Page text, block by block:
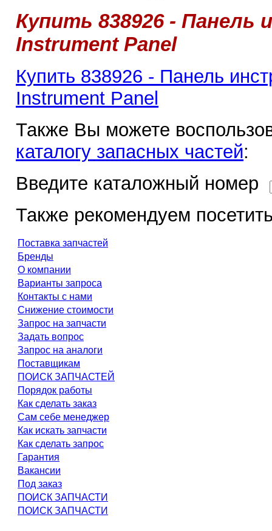
Купить 838926 - Панель
Instrument Panel
Купить 838926 - Панель
Instrument Panel
Также Вы можете
каталогу запасных частей:
Введите каталожный номер
Также рекомендуем
Поставка запчастей
Бренды
О компании
Варианты запроса
Контакты с нами
Снижение стоимости
Запрос на запчасти
Задать вопрос
Запрос на аналоги
Поставщикам
ПОИСК ЗАПЧАСТЕЙ
Порядок работы
Как сделать заказ
Сам себе менеджер
Как искать запчасти
Как сделать запрос
Гарантия
Вакансии
Под заказ
ПОИСК ЗАПЧАСТИ
ПОИСК ЗАПЧАСТИ